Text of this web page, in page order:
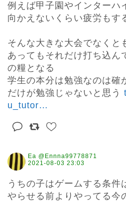
例えば甲子園やインターハ
向かえないくらい疲労もす
そんな大きな大会でなくと
あってもそれだけ打ち込ん
の糧となる
学生の本分は勉強なのは確
だけが勉強じゃないと思う
u_tutor…
Ea @Ennna99778871
2021-08-03 23:03
うちの子はゲームする条件
やらせる前よりやってる今